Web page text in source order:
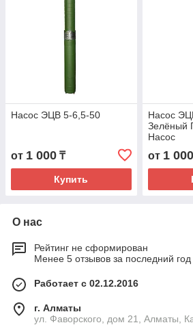
Насос ЭЦВ 5-6,5-50
от 1 000 ₸
Купить
Насос
Зелёный
Насос
от 1 000
О нас
Рейтинг не сформирован
Менее 5 отзывов за последний год
Работает с 02.12.2016
г. Алматы
ул. Фаворского, дом 21, Алматы,